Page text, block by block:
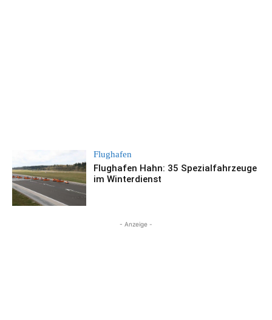
Flughafen
Flughafen Hahn: 35 Spezialfahrzeuge
im Winterdienst
- Anzeige -